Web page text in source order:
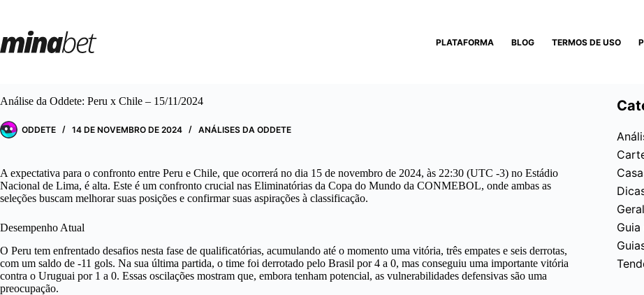
conteúdo
PLATAFORMA BLOG TERMOS DE USO
Análise da Oddete: Peru x Chile – 15/11/2024
ODDETE 14 DE NOVEMBRO DE 2024 ANÁLISES DA ODDETE
A expectativa para o confronto entre Peru e Chile, que ocorrerá no dia 15 de novembro de 2024, às 22:30 (UTC -3) no Estádio
Nacional de Lima, é alta. Este é um confronto crucial nas Eliminatórias da Copa do Mundo da CONMEBOL, onde ambas as
seleções buscam melhorar suas posições e confirmar suas aspirações à classificação.
Desempenho Atual
O Peru tem enfrentado desafios nesta fase de qualificatórias, acumulando até o momento uma vitória, três empates e seis derrotas,
com um saldo de -11 gols. Na sua última partida, o time foi derrotado pelo Brasil por 4 a 0, mas conseguiu uma importante vitória
contra o Uruguai por 1 a 0. Essas oscilações mostram que, embora tenham potencial, as vulnerabilidades defensivas são uma
preocupação.
Geral